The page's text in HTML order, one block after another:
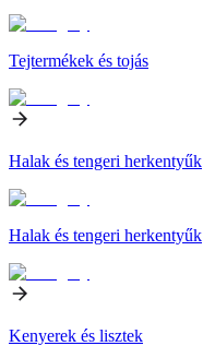
Tejtermékek és tojás
Halak és tengeri herkentyűk
Halak és tengeri herkentyűk
Kenyerek és lisztek